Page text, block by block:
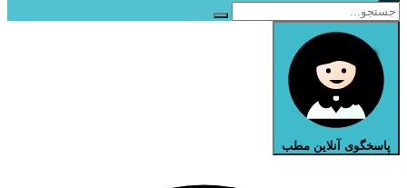
پاسخگوی آنلاین مطب